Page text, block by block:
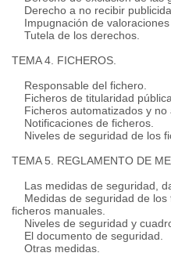
Derecho a no recibir
Impugnación de valoraciones
Tutela de los derechos.
TEMA 4. FICHEROS.
Responsable del fichero.
Ficheros de titularidad
Ficheros automatizados y no
Notificaciones de ficheros.
Niveles de seguridad de los
TEMA 5. REGLAMENTO DE
Las medidas de seguridad,
Medidas de seguridad de los
ficheros manuales.
Niveles de seguridad y
El documento de seguridad.
Otras medidas.